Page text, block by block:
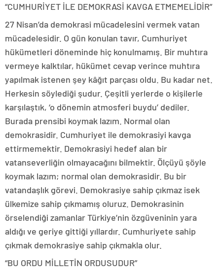
“CUMHURİYET İLE DEMOKRASİ KAVGA ETMEMELİDİR”
27 Nisan’da demokrasi mücadelesini vermek vatan
mücadelesidir. O gün konulan tavır, Cumhuriyet
hükümetleri döneminde hiç konulmamış. Bir muhtıra
vermeye kalktılar, hükümet cevap verince muhtıra
yapılmak istenen şey kâğıt parçası oldu. Bu kadar net.
Herkesin söylediği şudur. Çeşitli yerlerde o kişilerle
karşılaştık, ‘o dönemin atmosferi buydu’ dediler.
Burada prensibi koymak lazım. Normal olan
demokrasidir. Cumhuriyet ile demokrasiyi kavga
ettirmemektir. Demokrasiyi hedef alan bir
vatanseverliğin olmayacağını bilmektir. Ölçüyü şöyle
koymak lazım; normal olan demokrasidir. Bu bir
vatandaşlık görevi. Demokrasiye sahip çıkmaz isek
ülkemize sahip çıkmamış oluruz. Demokrasinin
örselendiği zamanlar Türkiye’nin özgüveninin yara
aldığı ve geriye gittiği yıllardır. Cumhuriyete sahip
çıkmak demokrasiye sahip çıkmakla olur.
“BU ORDU MİLLETİN ORDUSUDUR”